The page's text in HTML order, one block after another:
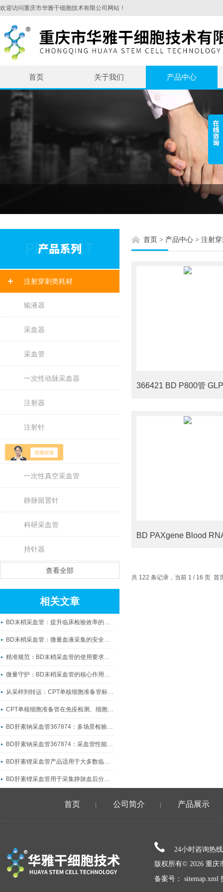
欢迎访问重庆市华雅干细胞技术有限公司网站！
首页 关于我们 产品中心
注射穿刺类耗材
输液器
采血器
采血管
一次性动脉采血器
注射器
注射针
采血针
一次性真空采血管
静脉留置针
科研采血管
持针器
查看全部
相关文章
BD末梢采血管：提升临床检验效率的微观利器
BD末梢采血管：微量血液采集的安全守护者
精准规范：BD末梢采血管的使用要求与操作要点
微量守护：BD末梢采血管的核心作用与临床价值
从采样到转运：CPT单核细胞准备管标准化制样全流程指南
CPT单核细胞准备管在免疫检测、细胞科研中的实操应用
BD肝素钠采血管367874：多场景检验采血的核心耗材
BD肝素钠采血管367874：采血管性能升级的典型代表
BD肝素锂采血管产品适用于大多数临床生化检测
BD肝素锂采血管用于采集静脉血后分离出血浆
首页 > 产品中心 > 注射
共 122 条记录，当前 1 / 16 页
首页 公司简介 产品展示
24小时咨询热
版权所有© 2026 重庆
备案号：
sitemap.xml